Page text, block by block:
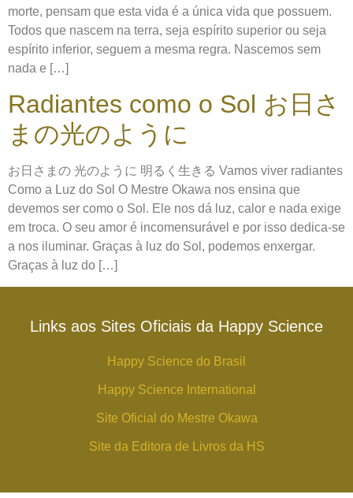
morte, pensam que esta vida é a única vida que possuem.
Todos que nascem na terra, seja espírito superior ou seja
espírito inferior, seguem a mesma regra. Nascemos sem
nada e […]
Radiantes como o Sol お日さ
まの光のように
お日さまの 光のように 明るく生きる Vamos viver radiantes
Como a Luz do Sol O Mestre Okawa nos ensina que
devemos ser como o Sol. Ele nos dá luz, calor e nada exige
em troca. O seu amor é incomensurável e por isso dedica-se
a nos iluminar. Graças à luz do Sol, podemos enxergar.
Graças à luz do […]
Links aos Sites Oficiais da Happy Science
Happy Science do Brasil
Happy Science International
Site Oficial do Mestre Okawa
Site da Editora de Livros da HS